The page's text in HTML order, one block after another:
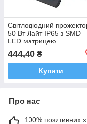
Світлодіодний
50 Вт Лайт IP65 з SMD
LED матрицею
444,40 ₴
Купити
Про нас
100% позитивних з